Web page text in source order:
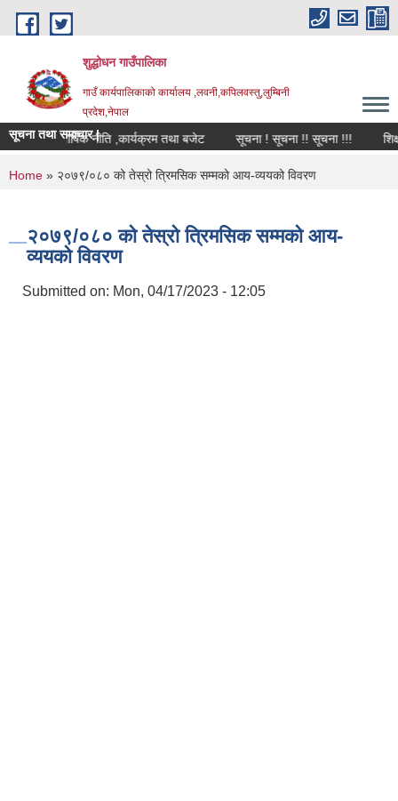
Skip to main content
शुद्धोधन गाउँपालिका
गाउँ कार्यपालिकाको कार्यालय ,लवनी,कपिलवस्तु,लुम्बिनी
प्रदेश,नेपाल
सूचना तथा समाचार |
८४ को वार्षिक नीति ,कार्यक्रम तथा बजेट सूचना ! सूचना !! सूचना !!!
You are here
Home » २०७९/०८० को तेस्रो त्रिमसिक सम्मको आय-व्ययको विवरण
२०७९/०८० को तेस्रो त्रिमसिक सम्मको आय-
व्ययको विवरण
Submitted on: Mon, 04/17/2023 - 12:05